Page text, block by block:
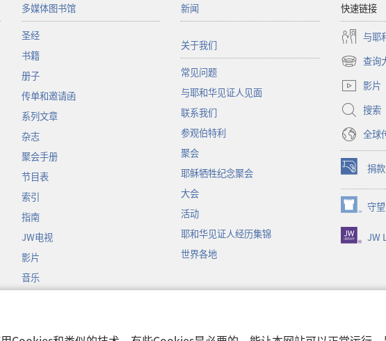
多媒体图书馆
圣经
书籍
册子
传单和邀请函
系列文章
杂志
聚会手册
节目表
索引
指南
JW电视
影片
音乐
新闻
关于我们
常见问题
与耶和华见证人见面
联系我们
参观伯特利
聚会
耶稣牺牲纪念聚会
大会
活动
耶和华见证人经历集锦
世界各地
快速链接
与耶
查询
（打
开
新
窗
口）
影片
搜索
全球
捐款
（打
开
新
窗
口）
守
（打
开
新
JW